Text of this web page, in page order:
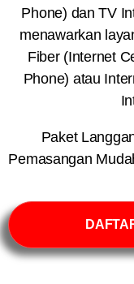
Phone) dan TV
menawarkan
Fiber (Internet
Phone) atau
Paket
Pemasangan